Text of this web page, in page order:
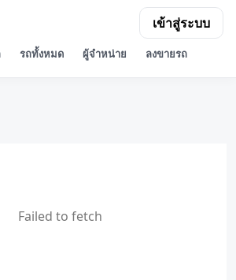
รถทั้งหมด ผู้จำหน่าย ลงขายรถ
เข้าสู่ระบบ
Failed to fetch